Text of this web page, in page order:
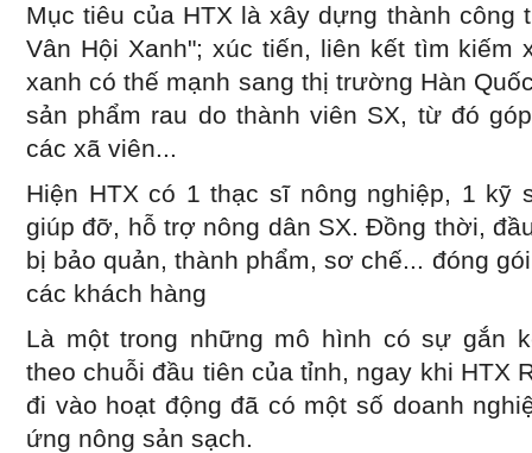
Mục tiêu của HTX là xây dựng thành công
Vân Hội Xanh"; xúc tiến, liên kết tìm kiếm
xanh có thế mạnh sang thị trường Hàn
sản phẩm rau do thành viên SX, từ đó
các xã viên...
Hiện HTX có 1 thạc sĩ nông nghiệp, 1 kỹ
giúp đỡ, hỗ trợ nông dân SX. Đồng thời,
bị bảo quản, thành phẩm, sơ chế... đóng
các khách hàng
Là một trong những mô hình có sự gắn
theo chuỗi đầu tiên của tỉnh, ngay khi HTX
đi vào hoạt động đã có một số doanh
ứng nông sản sạch.